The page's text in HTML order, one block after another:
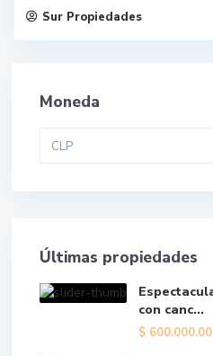
Sur Propiedades
Moneda
CLP
Últimas propiedades
con canc...
$